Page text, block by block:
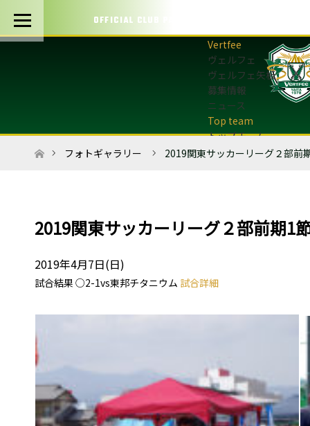
OFFICIAL CLUB PARTNERS
ヴェルフェ
ヴェルフェ矢板
募集情報
ニュース
トップチーム
トップチーム概要
フォトギャラリー
最新情報
普及活動
女子U-15・U-18
ピース(障がい者サッ
シニアサッカーチーム
フェミニーノ（女子）
ホームフォトギャラリー 2019関東サッカーリーグ２部前
2019関東サッカーリーグ２部前期1
2019年4月7日(日)
試合結果 ○2-1vs東邦チタニウム 試合詳細